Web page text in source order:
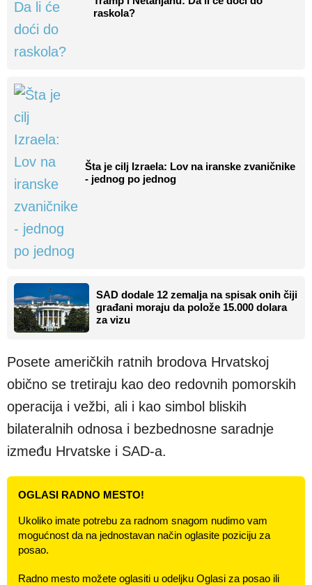
raskola?
Šta je cilj Izraela: Lov na iranske zvaničnike
- jednog po jednog
SAD dodale 12 zemalja na spisak onih čiji
građani moraju da polože 15.000 dolara
za vizu
Posete američkih ratnih brodova Hrvatskoj
obično se tretiraju kao deo redovnih pomorskih
operacija i vežbi, ali i kao simbol bliskih
bilateralnih odnosa i bezbednosne saradnje
između Hrvatske i SAD-a.
OGLASI RADNO MESTO!
Ukoliko imate potrebu za radnom snagom nudimo vam
mogućnost da na jednostavan način oglasite poziciju za
posao.
Radno mesto možete oglasiti u odeljku Oglasi za posao ili